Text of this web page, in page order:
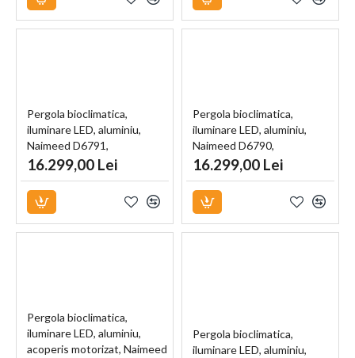
Pergola bioclimatica,
iluminare LED, aluminiu,
Naimeed D6791,
300x300x250cm, Alb
16.299,00 Lei
Pergola bioclimatica,
iluminare LED, aluminiu,
Naimeed D6790,
300x300x250cm, Negru
16.299,00 Lei
Pergola bioclimatica,
iluminare LED, aluminiu,
acoperis motorizat, Naimeed
Pergola bioclimatica,
iluminare LED, aluminiu,